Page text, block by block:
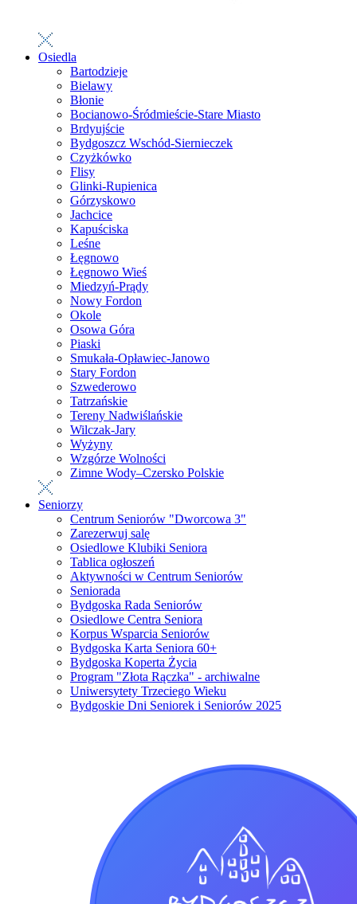
Osiedla
Bartodzieje
Bielawy
Błonie
Bocianowo-Śródmieście-Stare Miasto
Brdyujście
Bydgoszcz Wschód-Siernieczek
Czyżkówko
Flisy
Glinki-Rupienica
Górzyskowo
Jachcice
Kapuściska
Leśne
Łęgnowo
Łęgnowo Wieś
Miedzyń-Prądy
Nowy Fordon
Okole
Osowa Góra
Piaski
Smukała-Opławiec-Janowo
Stary Fordon
Szwederowo
Tatrzańskie
Tereny Nadwiślańskie
Wilczak-Jary
Wyżyny
Wzgórze Wolności
Zimne Wody–Czersko Polskie
Seniorzy
Centrum Seniorów "Dworcowa 3"
Zarezerwuj salę
Osiedlowe Klubiki Seniora
Tablica ogłoszeń
Aktywności w Centrum Seniorów
Seniorada
Bydgoska Rada Seniorów
Osiedlowe Centra Seniora
Korpus Wsparcia Seniorów
Bydgoska Karta Seniora 60+
Bydgoska Koperta Życia
Program "Złota Rączka" - archiwalne
Uniwersytety Trzeciego Wieku
Bydgoskie Dni Seniorek i Seniorów 2025